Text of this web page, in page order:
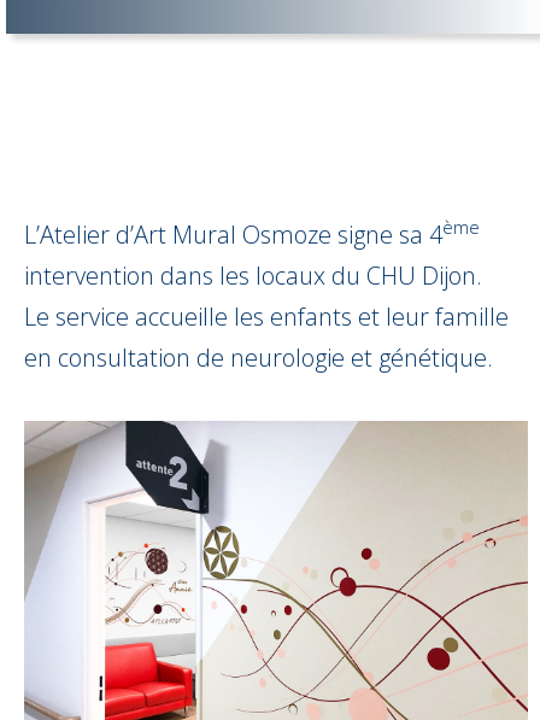
L’Atelier d’Art Mural Osmoze signe sa 4ème
intervention dans les locaux du CHU Dijon.
Le service accueille les enfants et leur famille
en consultation de neurologie et génétique.